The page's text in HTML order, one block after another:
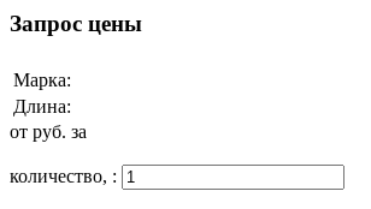
Запрос цены
Марка:
Длина:
от руб. за
количество, :